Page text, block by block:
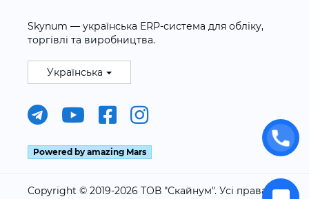
Skynum — українська ERP-система для обліку,
торгівлі та виробництва.
Українська
Powered by amazing Mars
Copyright © 2019-2026 ТОВ "Скайнум". Усі права